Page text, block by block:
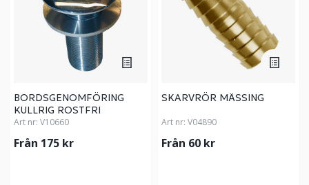
BORDSGENOMFÖRING
KULLRIG ROSTFRI
Art nr: V10660
Från 175 kr
SKARVRÖR MÄSSING
Art nr: V04890
Från 60 kr